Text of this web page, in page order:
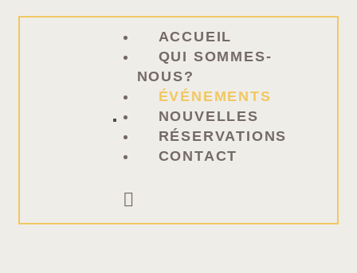
ACCUEIL
QUI SOMMES-
NOUS?
ÉVÉNEMENTS
NOUVELLES
RÉSERVATIONS
CONTACT